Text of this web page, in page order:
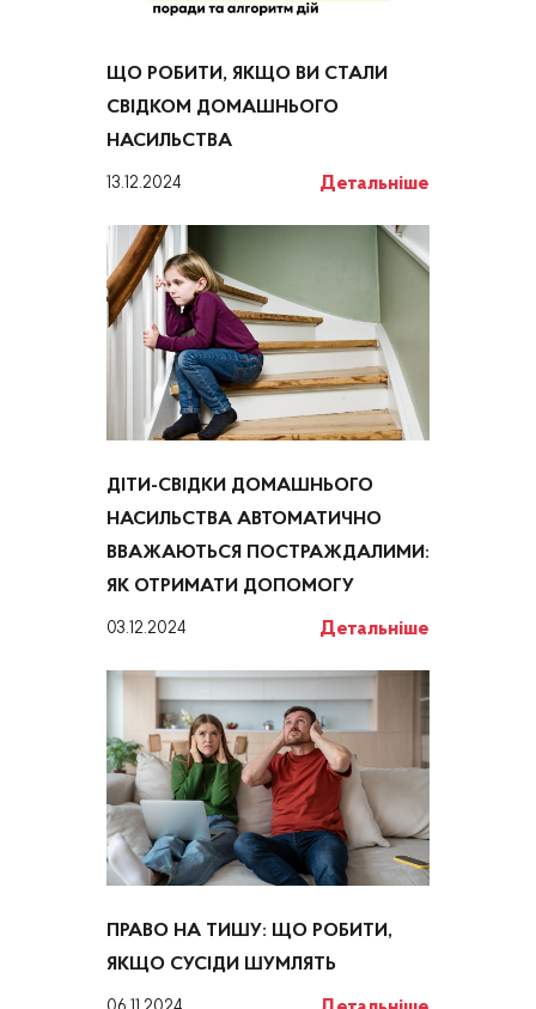
ЩО РОБИТИ, ЯКЩО ВИ СТАЛИ
СВІДКОМ ДОМАШНЬОГО
НАСИЛЬСТВА
13.12.2024 Детальніше
ДІТИ-СВІДКИ ДОМАШНЬОГО
НАСИЛЬСТВА АВТОМАТИЧНО
ВВАЖАЮТЬСЯ ПОСТРАЖДАЛИМИ:
ЯК ОТРИМАТИ ДОПОМОГУ
03.12.2024 Детальніше
ПРАВО НА ТИШУ: ЩО РОБИТИ,
ЯКЩО СУСІДИ ШУМЛЯТЬ